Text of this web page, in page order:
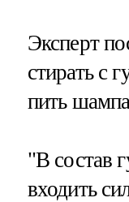
Эксперт
стирать с
пить
"В состав
входить